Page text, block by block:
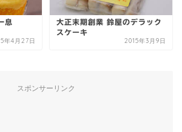
息
年4月27日
大正末期創業 鈴屋のデラック
スケーキ
2015年3月9日
スポンサーリンク